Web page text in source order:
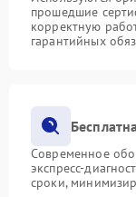
прошедшие
корректную
гарантийных
Современное
экспресс-
сроки,